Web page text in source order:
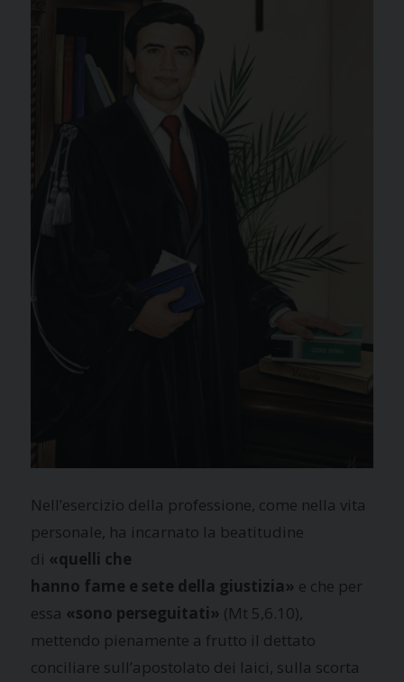
Nell’esercizio della professione, come nella vita
personale, ha incarnato la beatitudine
di «quelli che
hanno fame e sete della giustizia» e che per
essa «sono perseguitati» (Mt 5,6.10),
mettendo pienamente a frutto il dettato
conciliare sull’apostolato dei laici, sulla scorta